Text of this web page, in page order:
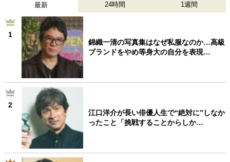
最新 24時間 1週間
1
錦織一清の写真集はなぜ私服なのか…高級
ブランドをやめ等身大の自分を表現…
2
江口洋介が長い俳優人生で“絶対に”しなか
ったこと「挑戦することからしか…